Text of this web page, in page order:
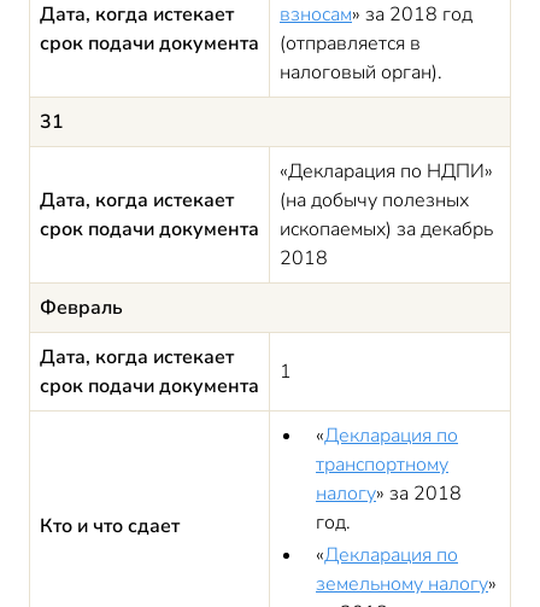
Дата, когда истекает
срок подачи документа
взносам» за 2018 год
(отправляется в
налоговый орган).
31
Дата, когда истекает
срок подачи документа
«Декларация по НДПИ»
(на добычу полезных
ископаемых) за декабрь
2018
Февраль
Дата, когда истекает
срок подачи документа
1
Кто и что сдает
«Декларация по
транспортному
налогу» за 2018
год.
«Декларация по
земельному налогу»